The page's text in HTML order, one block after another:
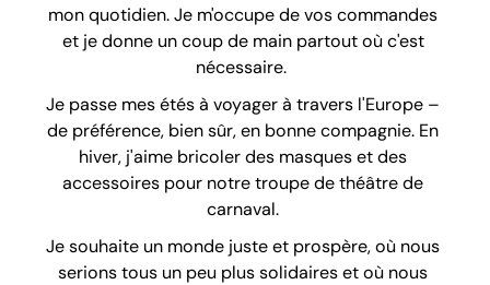
mon quotidien. Je m'occupe de vos commandes
et je donne un coup de main partout où c'est
nécessaire.
Je passe mes étés à voyager à travers l'Europe –
de préférence, bien sûr, en bonne compagnie. En
hiver, j'aime bricoler des masques et des
accessoires pour notre troupe de théâtre de
carnaval.
Je souhaite un monde juste et prospère, où nous
serions tous un peu plus solidaires et où nous